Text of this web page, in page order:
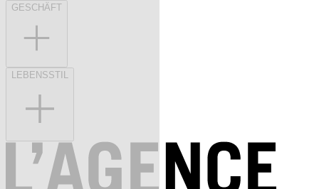
GESCHÄFT
LEBENSSTIL